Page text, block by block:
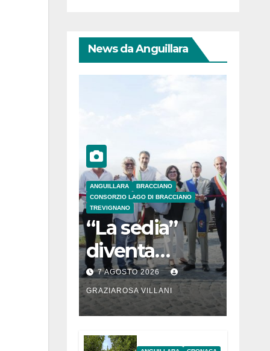
News da Anguillara
ANGUILLARA
BRACCIANO
CONSORZIO LAGO DI BRACCIANO
TREVIGNANO
“La sedia”
diventa
Belvedere sul
lago di
Bracciano: ieri
l’inaugurazion
7 AGOSTO 2026
GRAZIAROSA VILLANI